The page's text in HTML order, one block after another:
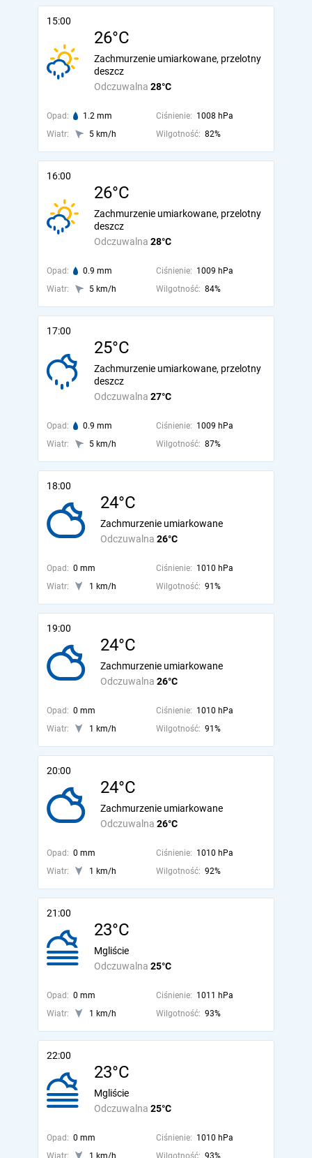
15:00
26°C
Odczuwalna 28°C
Zachmurzenie umiarkowane, przelotny
deszcz
Opad: 1.2 mm Ciśnienie: 1008 hPa
Wiatr:
5 km/h Wilgotność: 82%
16:00
26°C
Odczuwalna 28°C
Zachmurzenie umiarkowane, przelotny
deszcz
Opad: 0.9 mm Ciśnienie: 1009 hPa
Wiatr:
5 km/h Wilgotność: 84%
17:00
25°C
Odczuwalna 27°C
Zachmurzenie umiarkowane, przelotny
deszcz
Opad: 0.9 mm Ciśnienie: 1009 hPa
Wiatr:
5 km/h Wilgotność: 87%
18:00
24°C
Odczuwalna 26°C
Zachmurzenie umiarkowane
Opad: 0 mm Ciśnienie: 1010 hPa
Wiatr:
1 km/h Wilgotność: 91%
19:00
24°C
Odczuwalna 26°C
Zachmurzenie umiarkowane
Opad: 0 mm Ciśnienie: 1010 hPa
Wiatr:
1 km/h Wilgotność: 91%
20:00
24°C
Odczuwalna 26°C
Zachmurzenie umiarkowane
Opad: 0 mm Ciśnienie: 1010 hPa
Wiatr:
1 km/h Wilgotność: 92%
21:00
23°C
Odczuwalna 25°C
Mgliście
Opad: 0 mm Ciśnienie: 1011 hPa
Wiatr:
1 km/h Wilgotność: 93%
22:00
23°C
Odczuwalna 25°C
Mgliście
Opad: 0 mm Ciśnienie: 1010 hPa
Wiatr:
1 km/h Wilgotność: 93%